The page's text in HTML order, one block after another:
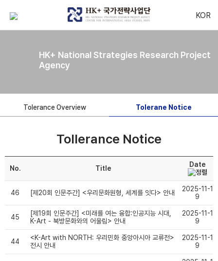
KOR
HK+ National Strategies Research Project
Agency
Tolerance Overview Tolerane Notice
Tollerance Notice
No. Title Date
46 [제20회 인문주간] <우리문화원형, 세계를 잇다> 안내
2025-11-1
9
45
[제19회 인문주간] <미래를 여는 융합:인공지능 시대,
K-Art - 북방문화와의 어울림> 안내
2025-11-1
9
44
<K-Art with NORTH: 우리민화 중앙아시아 교류전>
전시 안내
2025-11-1
9